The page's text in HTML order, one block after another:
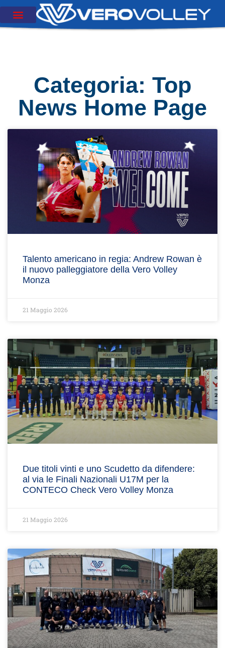
Categoria: Top
News Home Page
Talento americano in regia: Andrew Rowan è
il nuovo palleggiatore della Vero Volley
Monza
21 Maggio 2026
Due titoli vinti e uno Scudetto da difendere:
al via le Finali Nazionali U17M per la
CONTECO Check Vero Volley Monza
21 Maggio 2026